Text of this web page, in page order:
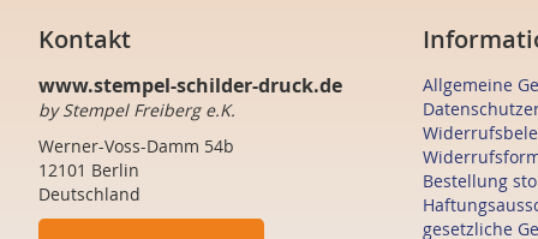
Kontakt
www.stempel-schilder-druck.de
by Stempel Freiberg e.K.
Werner-Voss-Damm 54b
12101 Berlin
Deutschland
Allgemeine
Bestellung
gesetzliche